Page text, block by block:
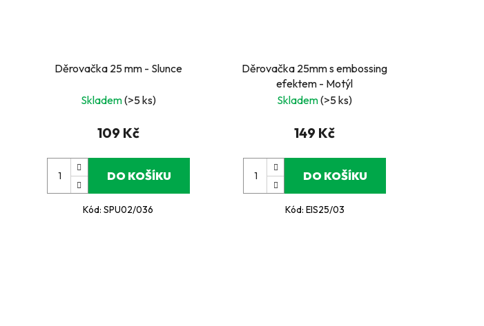
Děrovačka 25 mm - Slunce
Skladem(>5 ks)
109 Kč
DO KOŠÍKU
Kód:SPU02/036
Děrovačka 25mm s embossing
efektem - Motýl
Skladem(>5 ks)
149 Kč
DO KOŠÍKU
Kód: EIS25/03